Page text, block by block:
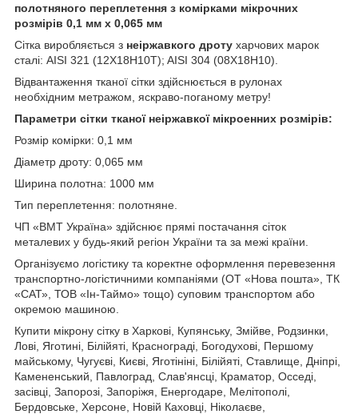
полотняного переплетення з комірками мікрочних
розмірів 0,1 мм х 0,065 мм
Сітка виробляється з неіржавкого дроту харчових марок
сталі: AISI 321 (12Х18Н10Т); AISI 304 (08Х18Н10).
Відвантаження тканої сітки здійснюється в рулонах
необхідним метражом, яскраво-поганому метру!
Параметри сітки тканої неіржавкої мікроенних розмірів:
Розмір комірки: 0,1 мм
Діаметр дроту: 0,065 мм
Ширина полотна: 1000 мм
Тип переплетення: полотняне.
ЧП «ВМТ Україна» здійснює прямі постачання сіток
металевих у будь-який регіон України та за межі країни.
Організуємо логістику та коректне оформлення перевезення
транспортно-логістичними компаніями (ОТ «Нова пошта», ТК
«САТ», ТОВ «Ін-Таймо» тощо) суповим транспортом або
окремою машиною.
Купити мікрону сітку в Харкові, Купянську, Змійве, Родзинки,
Лові, Яготині, Білійяті, Краснограді, Богодухові, Першому
майському, Чугуєві, Києві, Яготініні, Білійяті, Ставлище, Дніпрі,
Камененський, Павлоград, Слав'янсці, Краматор, Осседі,
засівці, Запорозі, Запоріжя, Енергодаре, Мелітополі,
Бердовське, Херсоне, Новій Каховці, Ніколаєве,